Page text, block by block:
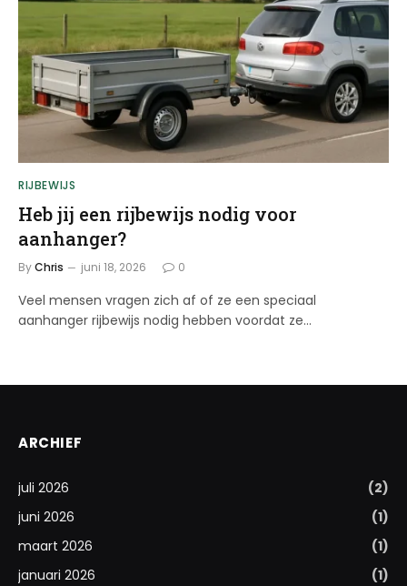
RIJBEWIJS
Heb jij een rijbewijs nodig voor
aanhanger?
ByChris juni 18, 2026 0
Veel mensen vragen zich af of ze een speciaal
aanhanger rijbewijs nodig hebben voordat ze…
ARCHIEF
juli 2026
(2)
juni 2026
(1)
maart 2026
(1)
januari 2026
(1)